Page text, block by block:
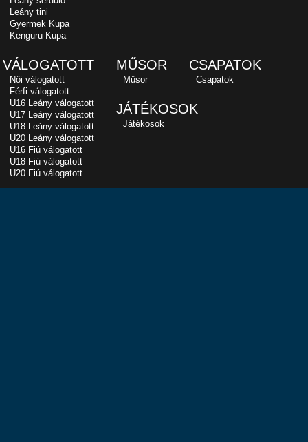
Leány tini
Gyermek Kupa
Kenguru Kupa
VÁLOGATOTT
Női válogatott
Férfi válogatott
U16 Leány válogatott
U17 Leány válogatott
U18 Leány válogatott
U20 Leány válogatott
U16 Fiú válogatott
U18 Fiú válogatott
U20 Fiú válogatott
MŰSOR
Műsor
CSAPATOK
Csapatok
JÁTÉKOSOK
Játékosok